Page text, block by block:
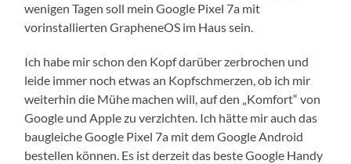
wenigen Tagen soll mein Google Pixel 7a mit
vorinstallierten GrapheneOS im Haus sein.
Ich habe mir schon den Kopf darüber zerbrochen und
leide immer noch etwas an Kopfschmerzen, ob ich mir
weiterhin die Mühe machen will, auf den „Komfort“ von
Google und Apple zu verzichten. Ich hätte mir auch das
baugleiche Google Pixel 7a mit dem Google Android
bestellen können. Es ist derzeit das beste Google Handy